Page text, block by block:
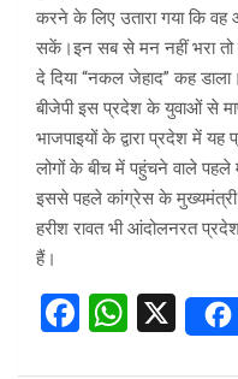
करने के लिए उतारा गया कि
सकें।इन सब से मन नहीं भरा तो
दे दिया “नकल जेहाद” कह
बीजेपी इस प्रदेश के युवाओं से
भाजपाइयों के द्वारा प्रदेश में यह
लोगों के बीच में पहुंचने वाले
इससे पहले कांग्रेस के मुख्यमंत्री के
हरीश रावत भी आंदोलनरत
हैं।
F
W X